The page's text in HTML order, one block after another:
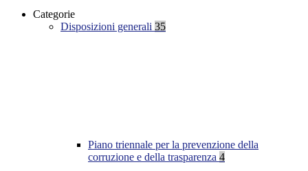
Categorie
Disposizioni generali 35
Piano triennale per la prevenzione della
corruzione e della trasparenza 4